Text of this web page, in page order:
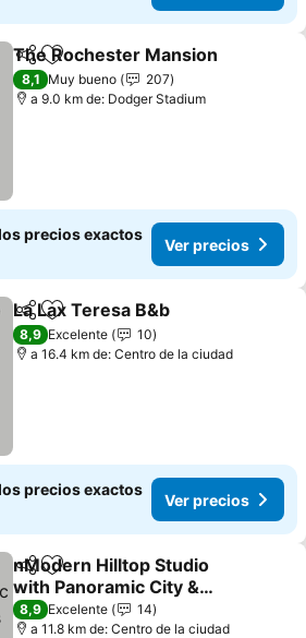
CompartirAgregar a favoritos
The Rochester Mansion
8,1 Muy bueno
207
a 9.0 km de: Dodger Stadium
precios exactos
Ver precios
CompartirAgregar a favoritos
La Lax Teresa B&b
8,9 Excelente
10
a 16.4 km de: Centro de la ciudad
precios exactos
Ver precios
CompartirAgregar a favoritos
nModern Hilltop Studio
with Panoramic City &
Sunrise Views
8,9 Excelente
14
a 11.8 km de: Centro de la ciudad